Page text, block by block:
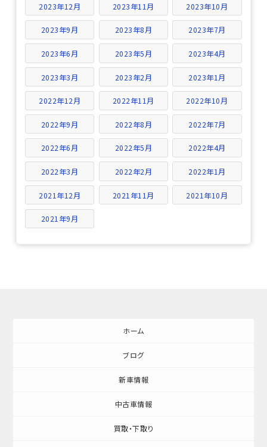
2023年12月 2023年11月 2023年10月
2023年9月 2023年8月 2023年7月
2023年6月 2023年5月 2023年4月
2023年3月 2023年2月 2023年1月
2022年12月 2022年11月 2022年10月
2022年9月 2022年8月 2022年7月
2022年6月 2022年5月 2022年4月
2022年3月 2022年2月 2022年1月
2021年12月 2021年11月 2021年10月
2021年9月
ホーム
ブログ
新車情報
中古車情報
買取・下取り